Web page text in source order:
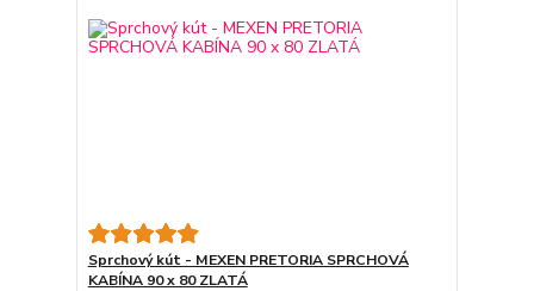
Sprchový kút - MEXEN PRETORIA SPRCHOVÁ
KABÍNA 90 x 80 ZLATÁ